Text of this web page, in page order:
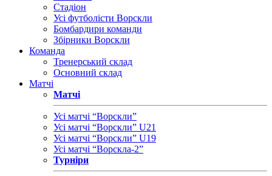
Стадіон
Усі футболісти Ворскли
Бомбардири команди
Збірники Ворскли
Команда
Тренерський склад
Основний склад
Матчі
Матчі
Усі матчі “Ворскли”
Усі матчі “Ворскли” U21
Усі матчі “Ворскли” U19
Усі матчі “Ворскла-2”
Турніри